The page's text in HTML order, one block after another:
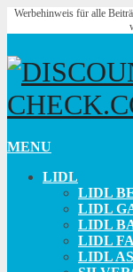
Werbehinweis für alle
MENU
LIDL
LIDL
LIDL
LIDL
LIDL
LIDL